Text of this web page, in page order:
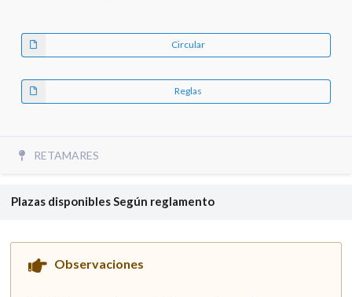
Circular
Reglas
RETAMARES
Plazas disponibles Según reglamento
Observaciones